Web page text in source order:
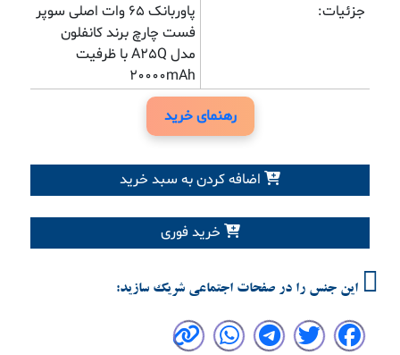
جزئیات:
پاوربانک 65 وات اصلی سوپر
فست چارچ برند کانفلون
مدل A25Q با ظرفیت
20000mAh
رهنمای خرید
اضافه کردن به سبد خرید
خرید فوری
این جنس را در صفحات اجتماعی شریک سازید: